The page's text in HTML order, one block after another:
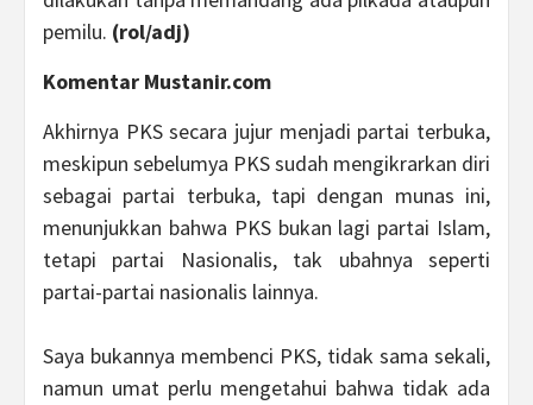
pemilu. (rol/adj)
Komentar Mustanir.com
Akhirnya PKS secara jujur menjadi partai terbuka,
meskipun sebelumya PKS sudah mengikrarkan diri
sebagai partai terbuka, tapi dengan munas ini,
menunjukkan bahwa PKS bukan lagi partai Islam,
tetapi partai Nasionalis, tak ubahnya seperti
partai-partai nasionalis lainnya.
Saya bukannya membenci PKS, tidak sama sekali,
namun umat perlu mengetahui bahwa tidak ada